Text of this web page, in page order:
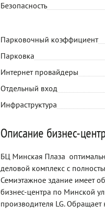
Безопасность
Парковочный коэффициент
Парковка
Интернет провайдеры
Отдельный вход
Инфраструктура
Описание бизнес-
БЦ Минская Плаза 
деловой комплекс с
Семиэтажное здание имеет
бизнес-центра по Минской
производителя LG. Обращает